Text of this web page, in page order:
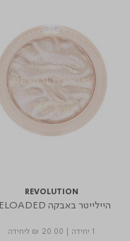
REVOLUTION
היילייטר באבקה RELOADED
1 יחידה ₪ 20.00 ליחידה